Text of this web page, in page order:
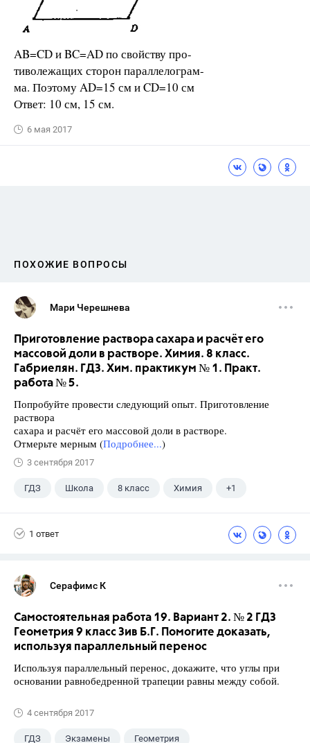
AB=CD и BC=AD по свойству про-
тиволежащих сторон параллелограм-
ма. Поэтому AD=15 см и CD=10 см
Ответ: 10 см, 15 см.
6 мая 2017
ПОХОЖИЕ ВОПРОСЫ
Мари Черешнева
Приготовление раствора сахара и расчёт его
массовой доли в растворе. Химия. 8 класс.
Габриелян. ГДЗ. Хим. практикум № 1. Практ.
работа № 5.
Попробуйте провести следующий опыт. Приготовление
раствора
сахара и расчёт его массовой доли в растворе.
Отмерьте мерным (Подробнее...)
3 сентября 2017
ГДЗ Школа 8 класс Химия +1
1 ответ
Серафимс К
Самостоятельная работа 19. Вариант 2. № 2 ГДЗ
Геометрия 9 класс Зив Б.Г. Помогите доказать,
используя параллельный перенос
Используя параллельный перенос, докажите, что углы при
основании равнобедренной трапеции равны между собой.
4 сентября 2017
ГДЗ Экзамены Геометрия